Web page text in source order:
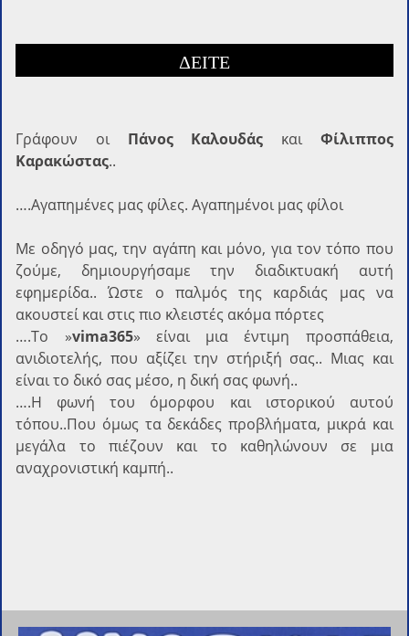
ΔΕΙΤΕ
Γράφoυν οι Πάνος Καλουδάς και Φίλιππος
Καρακώστας..
….Αγαπημένες μας φίλες. Αγαπημένοι μας φίλοι
Με οδηγό μας, την αγάπη και μόνο, για τον τόπο που
ζούμε, δημιουργήσαμε την διαδικτυακή αυτή
εφημερίδα.. Ώστε ο παλμός της καρδιάς μας να
ακουστεί και στις πιο κλειστές ακόμα πόρτες
….Το »vima365» είναι μια έντιμη προσπάθεια,
ανιδιοτελής, που αξίζει την στήριξή σας.. Μιας και
είναι το δικό σας μέσο, η δική σας φωνή..
….Η φωνή του όμορφου και ιστορικού αυτού
τόπου..Που όμως τα δεκάδες προβλήματα, μικρά και
μεγάλα το πιέζουν και το καθηλώνουν σε μια
αναχρονιστική καμπή..